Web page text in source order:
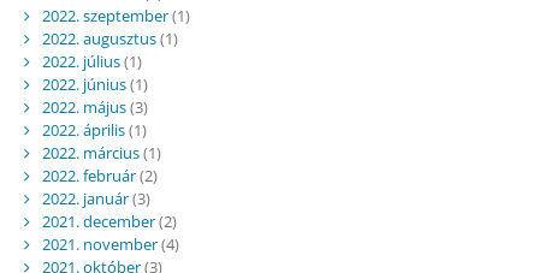
2022. szeptember(1)
2022. augusztus(1)
2022. július(1)
2022. június(1)
2022. május(3)
2022. április(1)
2022. március(1)
2022. február(2)
2022. január(3)
2021. december(2)
2021. november(4)
2021. október(3)